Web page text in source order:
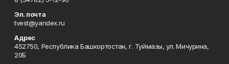
Эл. почта
tvest@yandex.ru
Адрес
452750, Республика Башкортостан, г. Туймазы, ул. Мичурина,
20Б